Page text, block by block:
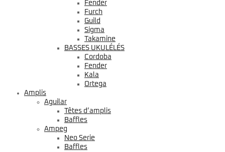
Fender
Furch
Guild
Sigma
Takamine
BASSES UKULÉLÉS
Cordoba
Fender
Kala
Ortega
Amplis
Aguilar
Têtes d’amplis
Baffles
Ampeg
Neo Serie
Baffles